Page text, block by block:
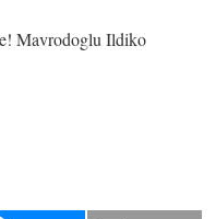
Mavrodoglu Ildiko